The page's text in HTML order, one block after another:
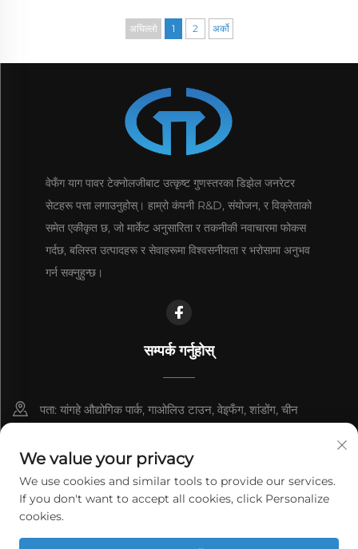
अघिल्लो 1 2 अर्को
वेफँग याग पावर टेक्नोलजीबाट उत्कृष्ट गुणस्तरका डिझेल जनरेटर
सेटहरू पत्ता लगाउनुहोस्। हाम्रो कंपनी R&D, संयोजन, र विक्रेताको
समेत एकीकृत छ, जो मार्केट अनुसारिता र तकनीकी नवाचारमा फोकस
गर्दछ, बलिस्त उत्पादहरू र सेवाहरूमा विश्वसनीयता र भरोसामा अनुभव
गर्न सक्नुहुन्छ।
सम्पर्क गर्नुहोस्
पता: यांगहे औद्योगिक पार्क, गाओलिउ टाउन, वेइफँग, शांडोंग, चीन
[email protected]
कॉपीराइट © २०२६ वेईफाङ याग पावर टेक्नोलोजी कं, लिमिटेड। सर्वाधिकार सुरक्षित।
We value your privacy
We use cookies and similar tools to provide our services.
If you don't want to accept all cookies, click Personalize
cookies.